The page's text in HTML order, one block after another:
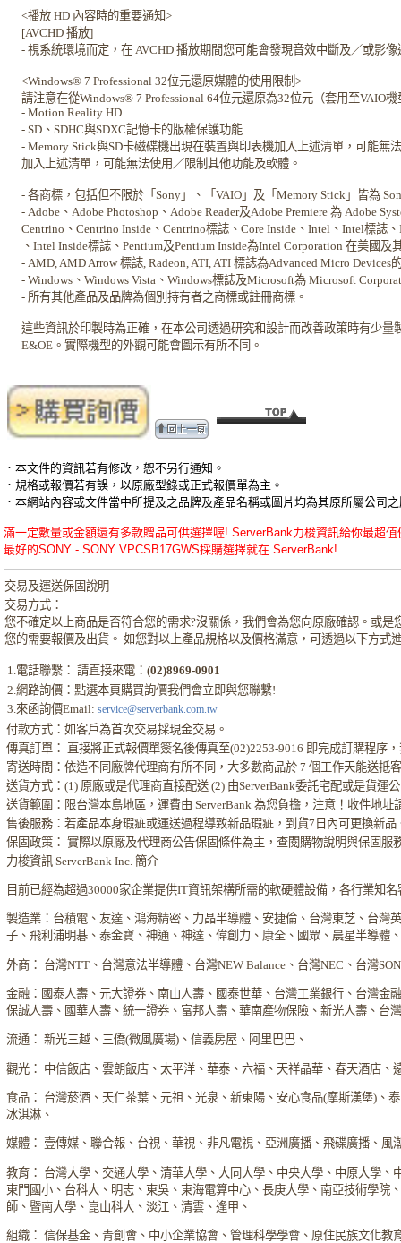
<播放 HD 內容時的重要通知>
[AVCHD 播放]
- 視系統環境而定，在 AVCHD 播放期間您可能會發現音效中斷及／或影
<Windows® 7 Professional 32位元還原媒體的使用限制>
請注意在從Windows® 7 Professional 64位元還原為32位元（套用至VAIO
- Motion Reality HD
- SD、SDHC與SDXC記憶卡的版權保護功能
- Memory Stick與SD卡磁碟機出現在裝置與印表機加入上述清單，可能無
加入上述清單，可能無法使用／限制其他功能及軟體。
- 各商標，包括但不限於「Sony」、「VAIO」及「Memory Stick」皆為
- Adobe、Adobe Photoshop、Adobe Reader及Adobe Premiere 為 Adobe
Centrino、Centrino Inside、Centrino標誌、Core Inside、Intel、Intel標誌
、Intel Inside標誌、Pentium及Pentium Inside為Intel Corporation 在美國及
- AMD, AMD Arrow 標誌, Radeon, ATI, ATI 標誌為Advanced Micro
- Windows、Windows Vista、Windows標誌及Microsoft為 Microsoft
- 所有其他產品及品牌為個別持有者之商標或註冊商標。
這些資訊於印製時為正確，在本公司透過研究和設計而改善政策時有少量
E&OE。實際機型的外觀可能會圖示有所不同。
．本文件的資訊若有修改，恕不另行通知。
．規格或報價若有誤，以原廠型錄或正式報價單為主。
．本網站內容或文件當中所提及之品牌及產品名稱或圖片均為其原所屬公司
滿一定數量或金額還有多款贈品可供選擇喔! ServerBank力梭資訊給你最超
最好的SONY - SONY VPCSB17GWS採購選擇就在 ServerBank!
交易及運送保固說明
交易方式：
您不確定以上商品是否符合您的需求?沒關係，我們會為您向原廠確認。或
您的需要報價及出貨。 如您對以上產品規格以及價格滿意，可透過以下方式
1.電話聯繫： 請直接來電：(02)8969-0901
2.網路詢價：點選本頁購買詢價我們會立即與您聯繫!
3.來函詢價Email: service@serverbank.com.tw
付款方式：如客戶為首次交易採現金交易。
傳真訂單： 直接將正式報價單簽名後傳真至(02)2253-9016 即完成訂購程序
寄送時間：依造不同廠牌代理商有所不同，大多數商品於 7 個工作天能送抵
送貨方式：(1) 原廠或是代理商直接配送 (2) 由ServerBank委託宅配或是貨運
送貨範圍：限台灣本島地區，運費由 ServerBank 為您負擔，注意！收件地址
售後服務：若產品本身瑕疵或運送過程導致新品瑕疵，到貨7日內可更換新品
保固政策： 實際以原廠及代理商公告保固條件為主，查閱購物說明與保固服
力梭資訊 ServerBank Inc. 簡介
目前已經為超過30000家企業提供IT資訊架構所需的軟硬體設備，各行業知名
製造業：台積電、友達、鴻海精密、力晶半導體、安捷倫、台灣東芝、台灣
子、飛利浦明碁、泰金寶、神通、神達、偉創力、康全、國眾、晨星半導體
外商： 台灣NTT、台灣意法半導體、台灣NEW Balance、台灣NEC、台灣
金融：國泰人壽、元大證券、南山人壽、國泰世華、台灣工業銀行、台灣金
保誠人壽、國華人壽、統一證券、富邦人壽、華南產物保險、新光人壽、台
流通： 新光三越、三僑(微風廣場)、信義房屋、阿里巴巴、
觀光： 中信飯店、雲朗飯店、太平洋、華泰、六福、天祥晶華、春天酒店、
食品： 台灣菸酒、天仁茶葉、元祖、光泉、新東陽、安心食品(摩斯漢堡)、
冰淇淋、
媒體： 壹傳媒、聯合報、台視、華視、非凡電視、亞洲廣播、飛碟廣播、風
教育： 台灣大學、交通大學、清華大學、大同大學、中央大學、中原大學
東門國小、台科大、明志、東吳、東海電算中心、長庚大學、南亞技術學院
師、暨南大學、崑山科大、淡江、清雲、逢甲、
組織： 信保基金、青創會、中小企業協會、管理科學學會、原住民族文化教